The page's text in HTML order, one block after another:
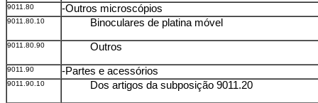
9011.80 -Outros microscópios
9011.80.10 Binoculares de platina móvel
9011.80.90 Outros
9011.90 -Partes e acessórios
9011.90.10 Dos artigos da subposição 9011.20